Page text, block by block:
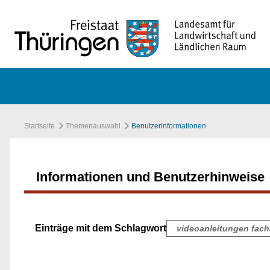
Startseite Themenauswahl Benutzerinformationen
Informationen und Benutzerhinweise
Einträge mit dem Schlagwort videoanleitungen